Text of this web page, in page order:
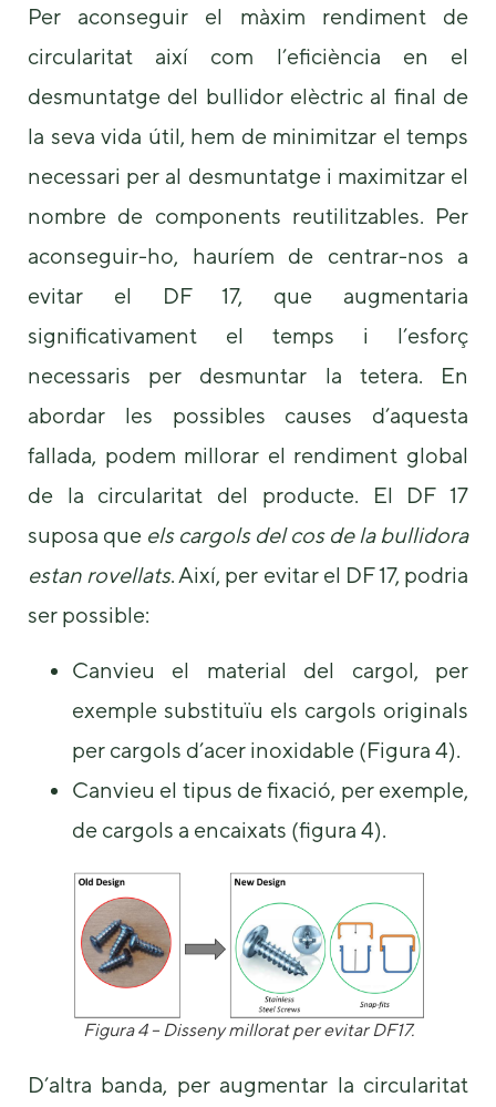
Per aconseguir el màxim rendiment de
circularitat així com l’eficiència en el
desmuntatge del bullidor elèctric al final de
la seva vida útil, hem de minimitzar el temps
necessari per al desmuntatge i maximitzar el
nombre de components reutilitzables. Per
aconseguir-ho, hauríem de centrar-nos a
evitar el DF 17, que augmentaria
significativament el temps i l’esforç
necessaris per desmuntar la tetera. En
abordar les possibles causes d’aquesta
fallada, podem millorar el rendiment global
de la circularitat del producte. El DF 17
suposa que els cargols del cos de la bullidora
estan rovellats. Així, per evitar el DF 17, podria
ser possible:
Canvieu el material del cargol, per
exemple substituïu els cargols originals
per cargols d’acer inoxidable (Figura 4).
Canvieu el tipus de fixació, per exemple,
de cargols a encaixats (figura 4).
Figura 4– Disseny millorat per evitar DF17.
D’altra banda, per augmentar la circularitat